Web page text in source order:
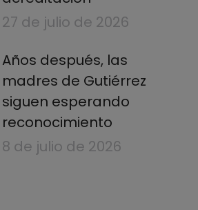
27 de julio de 2026
Años después, las
madres de Gutiérrez
siguen esperando
reconocimiento
8 de julio de 2026